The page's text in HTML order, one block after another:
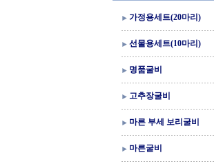
가정용세트(20마리)
선물용세트(10마리)
명품굴비
고추장굴비
마른 부세 보리굴비
마른굴비